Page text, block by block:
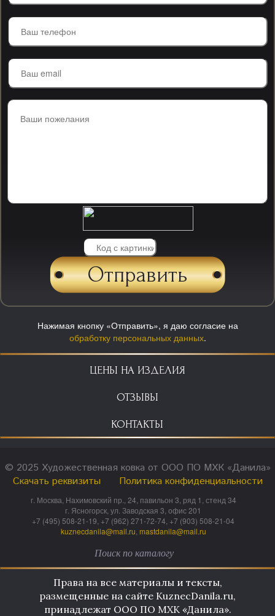
Нажимая кнопку «Отправить», я даю согласие на
обработку персональных данных.
ЦЕНЫ НА ИЗДЕЛИЯ
ОТЗЫВЫ
КОНТАКТЫ
© 2025 Художественная ковка от ООО ПО МХК «Данила»
Скачать реквизиты
Политика конфиденциальности
г. Москва, Нахимовский пр., 24, павильон 3, ряд 1, стенд 34
г. Ясногорск, ул. Заводская 3, офис 201
+7 (495) 508-21-19, +7 (962) 271-72-74, +7 (903) 508-21-04
kuznecdanila@mail.ru mastdanila@mail.ru
Права на все материалы и тексты,
размещенные на сайте KuznecDanila.ru,
принадлежат ООО ПО МХК «Данила».